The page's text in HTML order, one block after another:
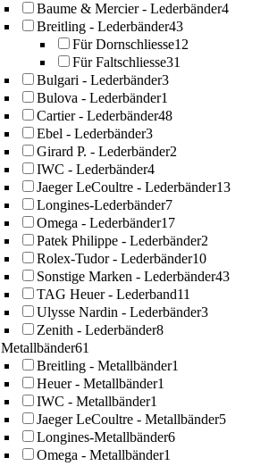
Baume & Mercier - Lederbänder4
Breitling - Lederbänder43
Für Dornschliesse12
Für Faltschliesse31
Bulgari - Lederbänder3
Bulova - Lederbänder1
Cartier - Lederbänder48
Ebel - Lederbänder3
Girard P. - Lederbänder2
IWC - Lederbänder4
Jaeger LeCoultre - Lederbänder13
Longines-Lederbänder7
Omega - Lederbänder17
Patek Philippe - Lederbänder2
Rolex-Tudor - Lederbänder10
Sonstige Marken - Lederbänder43
TAG Heuer - Lederband11
Ulysse Nardin - Lederbänder3
Zenith - Lederbänder8
Metallbänder61
Breitling - Metallbänder1
Heuer - Metallbänder1
IWC - Metallbänder1
Jaeger LeCoultre - Metallbänder5
Longines-Metallbänder6
Omega - Metallbänder1